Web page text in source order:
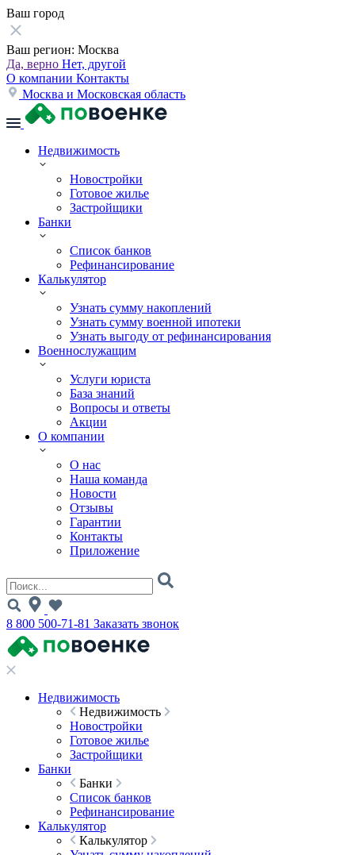
Ваш город
Ваш регион: Москва
Да, верно Нет, другой
О компании Контакты
Москва и Московская область
Недвижимость
Новостройки
Готовое жилье
Застройщики
Банки
Список банков
Рефинансирование
Калькулятор
Узнать сумму накоплений
Узнать сумму военной ипотеки
Узнать выгоду от рефинансирования
Военнослужащим
Услуги юриста
База знаний
Вопросы и ответы
Акции
О компании
О нас
Наша команда
Новости
Отзывы
Гарантии
Контакты
Приложение
8 800 500-71-81 Заказать звонок
Недвижимость
Недвижимость
Новостройки
Готовое жилье
Застройщики
Банки
Банки
Список банков
Рефинансирование
Калькулятор
Калькулятор